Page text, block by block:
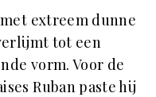
extreem dunne
tot een
vorm. Voor de
Ruban paste hij